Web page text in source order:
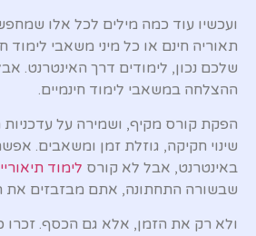
ועכשיו עוד כמה מילים לכל אלו
תאוריה חינם או כל מיני משאבי לימוד
שלכם נכון, לימודים דרך האינטרנט.
ההצלחה במשאבי לימוד חינמיים.
הפקת קורס מקיף, ושמירה על
שינוי חקיקה, גוזלת זמן ומשאבים.
באינטרנט, אבל לא קורס לימוד
שבשורה התחתונה, אתם מבזבזים את
ולא רק את הזמן, אלא גם הכסף. זכרו